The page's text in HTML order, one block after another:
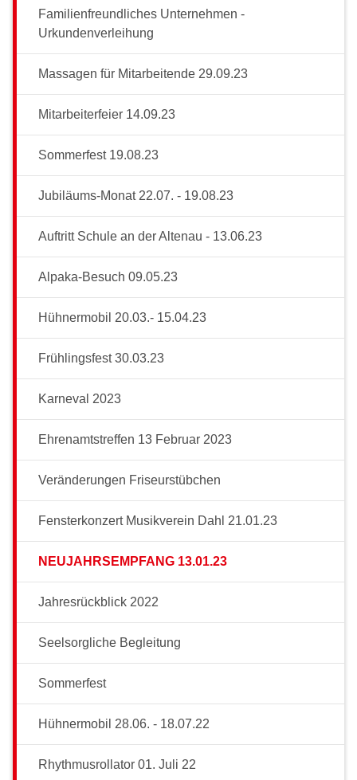
Familienfreundliches Unternehmen -
Urkundenverleihung
Massagen für Mitarbeitende 29.09.23
Mitarbeiterfeier 14.09.23
Sommerfest 19.08.23
Jubiläums-Monat 22.07. - 19.08.23
Auftritt Schule an der Altenau - 13.06.23
Alpaka-Besuch 09.05.23
Hühnermobil 20.03.- 15.04.23
Frühlingsfest 30.03.23
Karneval 2023
Ehrenamtstreffen 13 Februar 2023
Veränderungen Friseurstübchen
Fensterkonzert Musikverein Dahl 21.01.23
NEUJAHRSEMPFANG 13.01.23
Jahresrückblick 2022
Seelsorgliche Begleitung
Sommerfest
Hühnermobil 28.06. - 18.07.22
Rhythmusrollator 01. Juli 22